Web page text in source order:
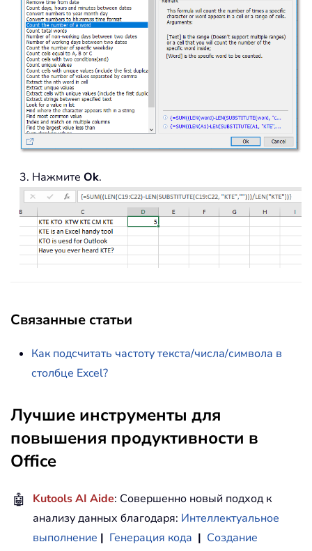
3. Нажмите Ok.
Связанные статьи
Как подсчитать частоту текста/числа/символа в
столбце Excel?
Лучшие инструменты для
повышения продуктивности в
Office
🤖 Kutools AI Aide: Совершенно новый подход к
анализу данных благодаря: Интеллектуальное
выполнение | Генерация кода | Создание